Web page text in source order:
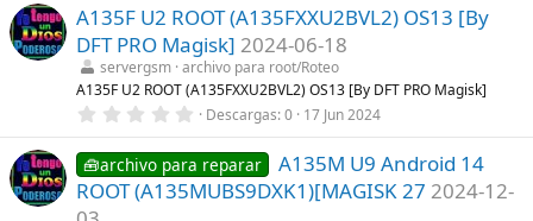
s
)0
e
s
t
r
e
l
a
(
s
)
A135F U2 ROOT (A135FXXU2BVL2) OS13 [By
DFT PRO Magisk] 2024-06-18
servergsm archivo para root/Roteo
A135F U2 ROOT (A135FXXU2BVL2) OS13 [By DFT PRO Magisk]
0
0
0
e
s
Descargas 0 17 Jun 2024
🧰archivo para reparar
A135M U9 Android 14
ROOT (A135MUBS9DXK1)[MAGISK 27 2024-12-